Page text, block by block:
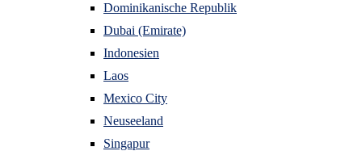
Dominikanische Republik
Dubai (Emirate)
Indonesien
Laos
Mexico City
Neuseeland
Singapur